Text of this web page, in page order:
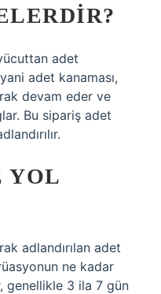
adet
adet kanaması,
devam eder ve
Bu sipariş adet
YOL
adlandırılan adet
ne kadar
genellikle 3 ila 7 gün